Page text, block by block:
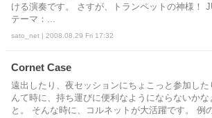
ける演奏です。 さすが、トランペットの神様！
テーマ：...
sato_net | 2008.08.29 Fri 17:32
Cornet Case
遠出したり、夜セッションにちょこっと参加した
んて時に、持ち運びに便利なようにならないかな
と。 そんな時に、コルネットが大活躍です。 例